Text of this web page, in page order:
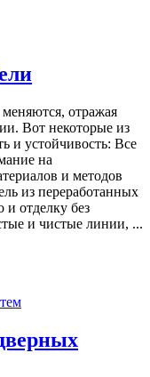
отражая
Вот некоторые из
и устойчивость: Все
на
и методов
из переработанных
и отделку без
и чистые линии, ...